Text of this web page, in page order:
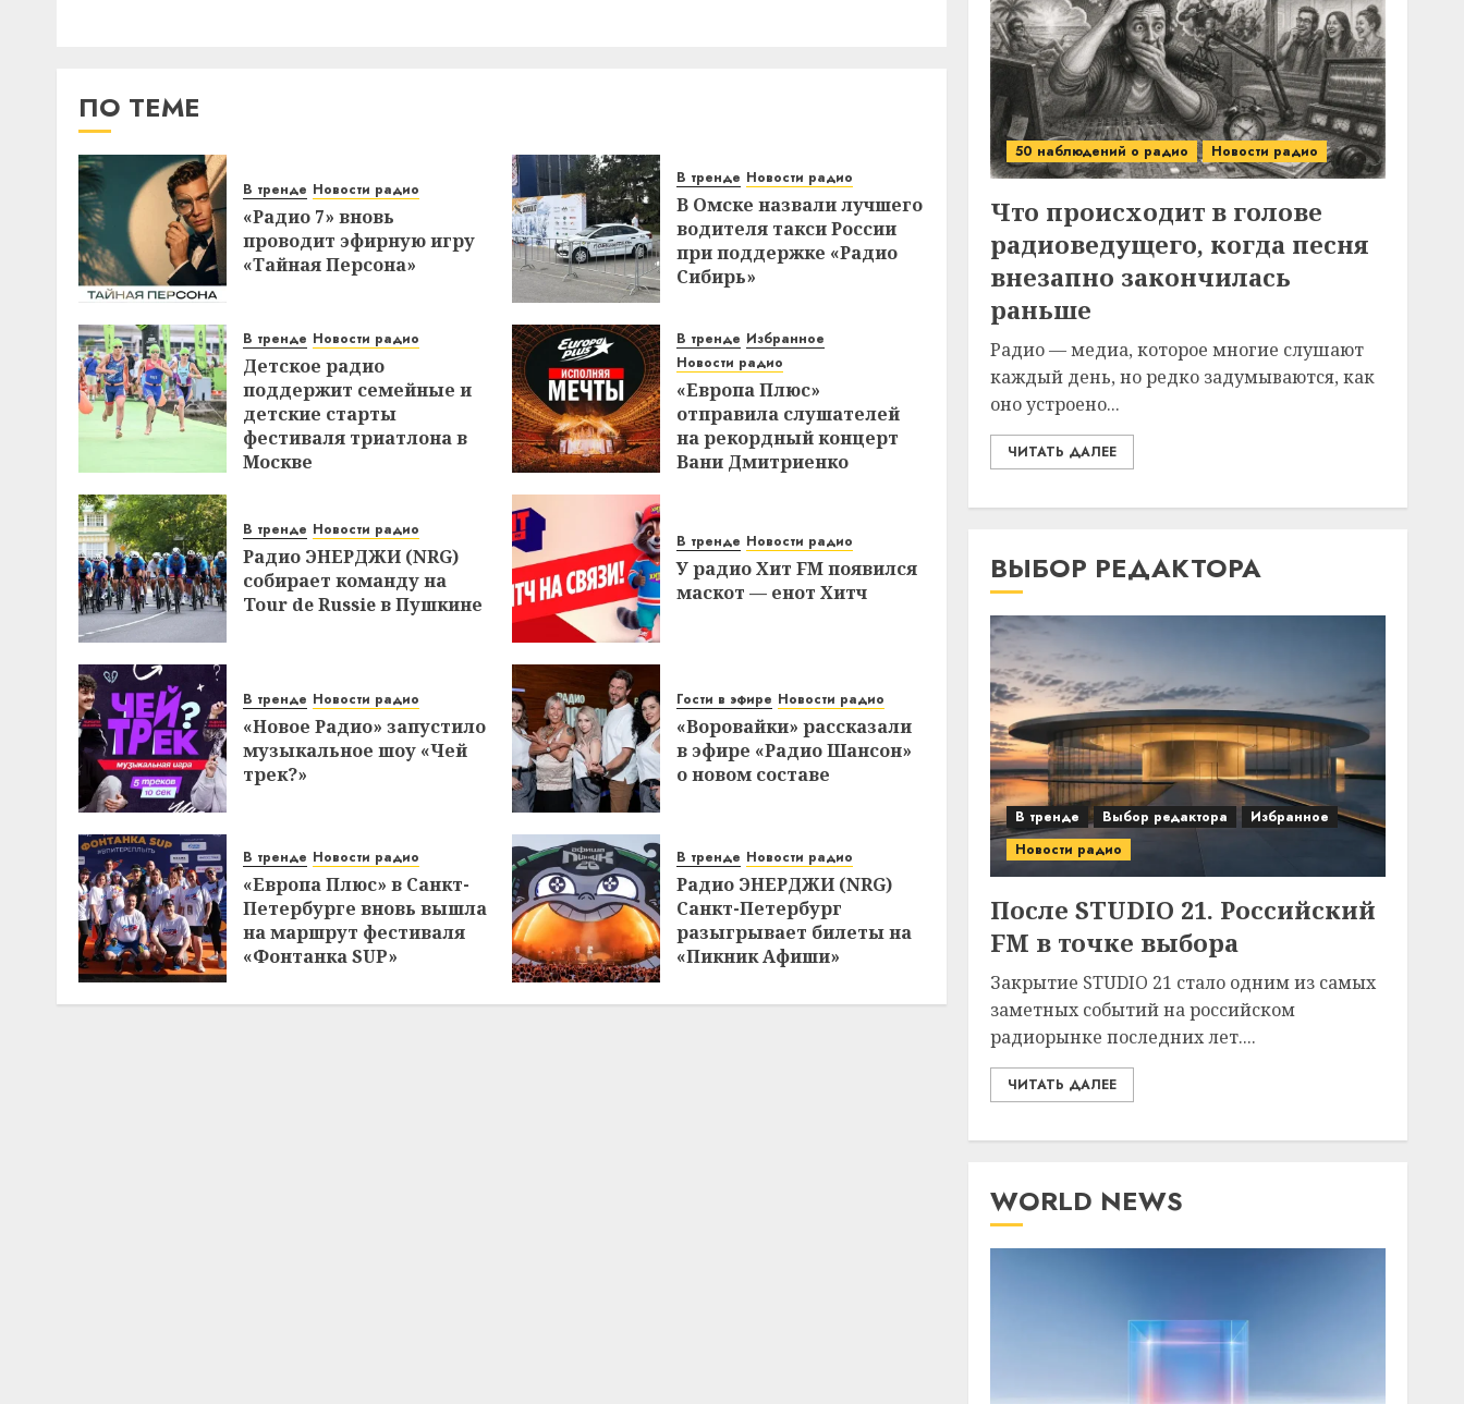
ПО ТЕМЕ
В тренде Новости радио
«Радио 7» вновь
проводит эфирную игру
«Тайная Персона»
В тренде Новости радио
В Омске назвали лучшего
водителя такси России
при поддержке «Радио
Сибирь»
В тренде Новости радио
Детское радио
поддержит семейные и
детские старты
фестиваля триатлона в
Москве
В тренде Избранное
Новости радио
«Европа Плюс»
отправила слушателей
на рекордный концерт
Вани Дмитриенко
В тренде Новости радио
Радио ЭНЕРДЖИ (NRG)
собирает команду на
Tour de Russie в Пушкине
В тренде Новости радио
У радио Хит FM появился
маскот — енот Хитч
В тренде Новости радио
«Новое Радио» запустило
музыкальное шоу «Чей
трек?»
Гости в эфире Новости радио
«Воровайки» рассказали
в эфире «Радио Шансон»
о новом составе
В тренде Новости радио
«Европа Плюс» в Санкт-
Петербурге вновь вышла
на маршрут фестиваля
«Фонтанка SUP»
В тренде Новости радио
Радио ЭНЕРДЖИ (NRG)
Санкт-Петербург
разыгрывает билеты на
«Пикник Афиши»
50 наблюдений о радио Новости радио
Что происходит в голове
радиоведущего, когда песня
внезапно закончилась
раньше
Радио — медиа, которое многие слушают
каждый день, но редко задумываются, как
оно устроено...
ЧИТАТЬ ДАЛЕЕ
ВЫБОР РЕДАКТОРА
В тренде Выбор редактора
Избранное
Новости радио
После STUDIO 21. Российский
FM в точке выбора
Закрытие STUDIO 21 стало одним из самых
заметных событий на российском
радиорынке последних лет....
ЧИТАТЬ ДАЛЕЕ
WORLD NEWS